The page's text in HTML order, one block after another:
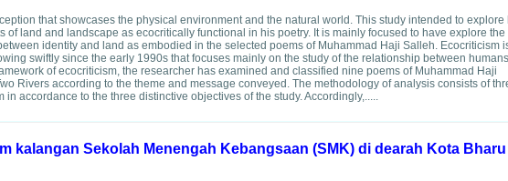
that showcases the physical environment and the natural world. This study intended to explore
of land and landscape as ecocritically functional in his poetry. It is mainly focused to have explore the
identity and land as embodied in the selected poems of Muhammad Haji Salleh. Ecocriticism
swiftly since the early 1990s that focuses mainly on the study of the relationship between
of ecocriticism, the researcher has examined and classified nine poems of Muhammad Haji
Rivers according to the theme and message conveyed. The methodology of analysis consists of
accordance to the three distinctive objectives of the study. Accordingly,.....
kalangan Sekolah Menengah Kebangsaan (SMK) di dearah Kota Bharu